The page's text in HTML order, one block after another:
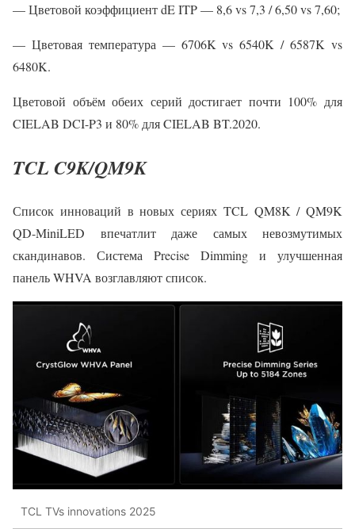
— Цветовой коэффициент dE ITP — 8,6 vs 7,3 / 6,50 vs 7,60;
— Цветовая температура — 6706K vs 6540K / 6587K vs
6480K.
Цветовой объём обеих серий достигает почти 100% для
CIELAB DCI-P3 и 80% для CIELAB BT.2020.
TCL C9K/QM9K
Список инноваций в новых сериях TCL QM8K / QM9K
QD-MiniLED впечатлит даже самых невозмутимых
скандинавов. Система Precise Dimming и улучшенная
панель WHVA возглавляют список.
TCL TVs innovations 2025